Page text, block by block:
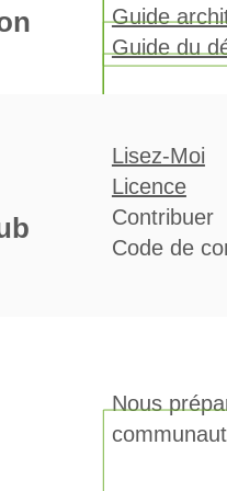
Guide
Guide du
Lisez-Moi
Licence
Contribuer
Code de
Nous